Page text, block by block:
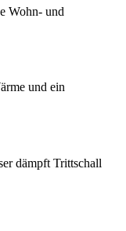
Wohn- und
und ein
dämpft Trittschall